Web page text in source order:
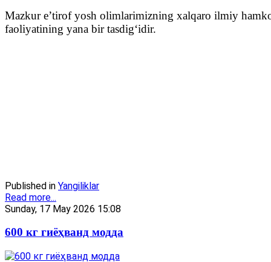
Mazkur eʼtirof yosh olimlarimizning xalqaro ilmiy
faoliyatining yana bir tasdigʻidir.
Published in Yangiliklar
Read more...
Sunday, 17 May 2026 15:08
600 кг гиёҳванд модда